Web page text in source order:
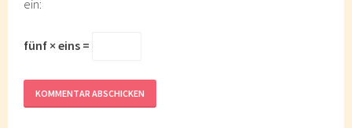
ein:
fünf × eins =